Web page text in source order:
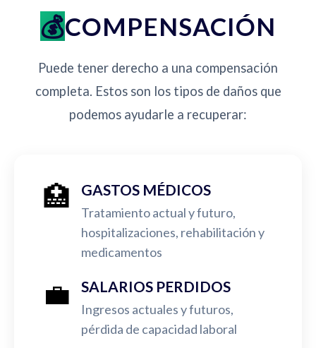
COMPENSACIÓN
Puede tener derecho a una compensación
completa. Estos son los tipos de daños que
podemos ayudarle a recuperar:
🏥 GASTOS MÉDICOS
Tratamiento actual y futuro,
hospitalizaciones, rehabilitación y
medicamentos
💼 SALARIOS PERDIDOS
Ingresos actuales y futuros,
pérdida de capacidad laboral